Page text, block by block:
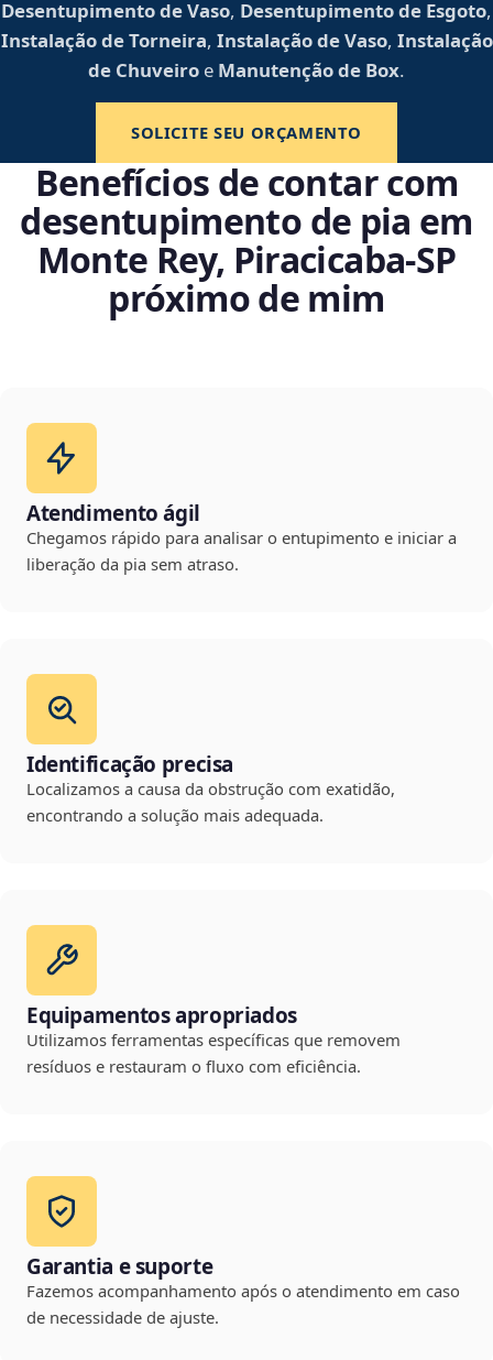
Desentupimento de Vaso, Desentupimento de Esgoto,
Instalação de Torneira, Instalação de Vaso, Instalação
de Chuveiro e Manutenção de Box.
SOLICITE SEU ORÇAMENTO
Benefícios de contar com
desentupimento de pia em
Monte Rey, Piracicaba‑SP
próximo de mim
Atendimento ágil
Chegamos rápido para analisar o entupimento e iniciar a
liberação da pia sem atraso.
Identificação precisa
Localizamos a causa da obstrução com exatidão,
encontrando a solução mais adequada.
Equipamentos apropriados
Utilizamos ferramentas específicas que removem
resíduos e restauram o fluxo com eficiência.
Garantia e suporte
Fazemos acompanhamento após o atendimento em caso
de necessidade de ajuste.